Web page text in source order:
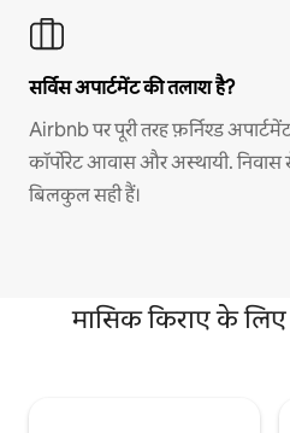
सर्विस अपार्टमेंट की तलाश है?
Airbnb पर पूरी तरह फ़र्निश्ड
कॉर्पोरेट आवास और अस्थायी.
बिलकुल सही हैं।
मासिक किराए के